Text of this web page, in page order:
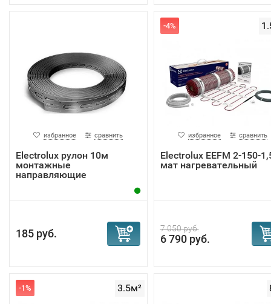
избранное сравнить
Electrolux рулон 10м
монтажные
направляющие
185 руб.
-4%
избранное сравнить
Electrolux EEFM 2-150-
мат нагревательный
7 050 руб.
6 790 руб.
3.5м²
-1%